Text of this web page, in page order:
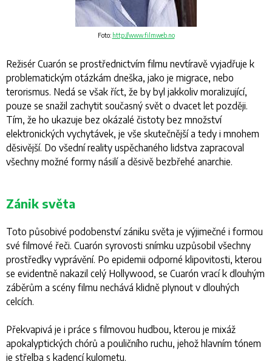
Foto: http://www.filmweb.no
Režisér Cuarón se prostřednictvím filmu nevtíravě vyjadřuje k
problematickým otázkám dneška, jako je migrace, nebo
terorismus. Nedá se však říct, že by byl jakkoliv moralizující,
pouze se snažil zachytit současný svět o dvacet let později.
Tím, že ho ukazuje bez okázalé čistoty bez množství
elektronických vychytávek, je vše skutečnější a tedy i mnohem
děsivější. Do všední reality uspěchaného lidstva zapracoval
všechny možné formy násilí a děsivě bezbřehé anarchie.
Zánik světa
Toto působivé podobenství zániku světa je výjimečné i formou
své filmové řeči. Cuarón syrovosti snímku uzpůsobil všechny
prostředky vyprávění. Po epidemii odporné klipovitosti, kterou
se evidentně nakazil celý Hollywood, se Cuarón vrací k dlouhým
záběrům a scény filmu nechává klidně plynout v dlouhých
celcích.
Překvapivá je i práce s filmovou hudbou, kterou je mixáž
apokalyptických chórů a pouličního ruchu, jehož hlavním tónem
je střelba s kadencí kulometu.